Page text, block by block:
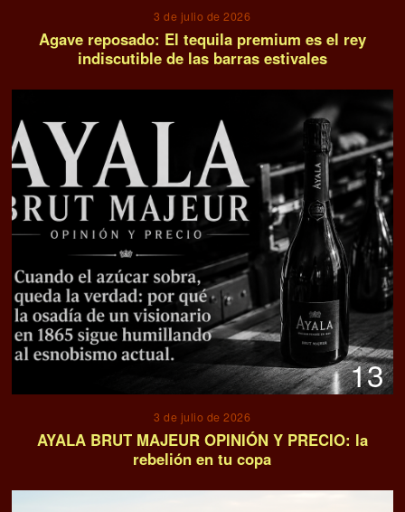
3 de julio de 2026
Agave reposado: El tequila premium es el rey
indiscutible de las barras estivales
13
3 de julio de 2026
AYALA BRUT MAJEUR OPINIÓN Y PRECIO: la
rebelión en tu copa